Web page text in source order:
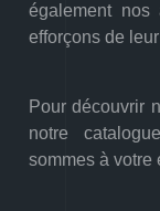
également nos
efforçons de
Pour découvrir
notre
sommes à votre